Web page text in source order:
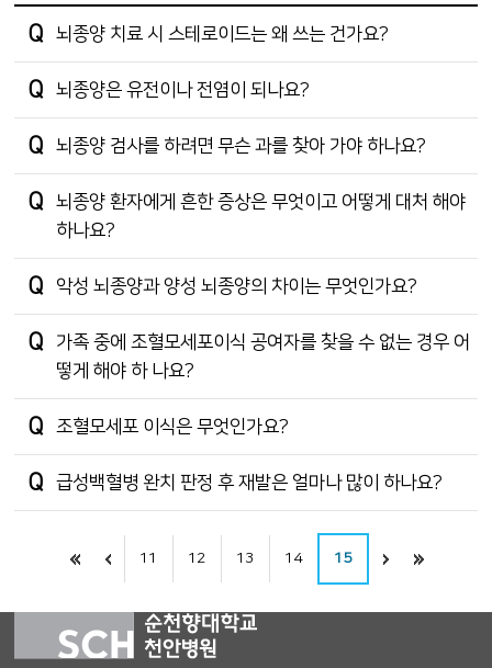
뇌종양 치료 시 스테로이드는 왜 쓰는 건가요?
뇌종양은 유전이나 전염이 되나요?
뇌종양 검사를 하려면 무슨 과를 찾아 가야 하나요?
뇌종양 환자에게 흔한 증상은 무엇이고 어떻게 대처 해야
하나요?
악성 뇌종양과 양성 뇌종양의 차이는 무엇인가요?
가족 중에 조혈모세포이식 공여자를 찾을 수 없는 경우 어
떻게 해야 하 나요?
조혈모세포 이식은 무엇인가요?
급성백혈병 완치 판정 후 재발은 얼마나 많이 하나요?
11 12 13 14 15